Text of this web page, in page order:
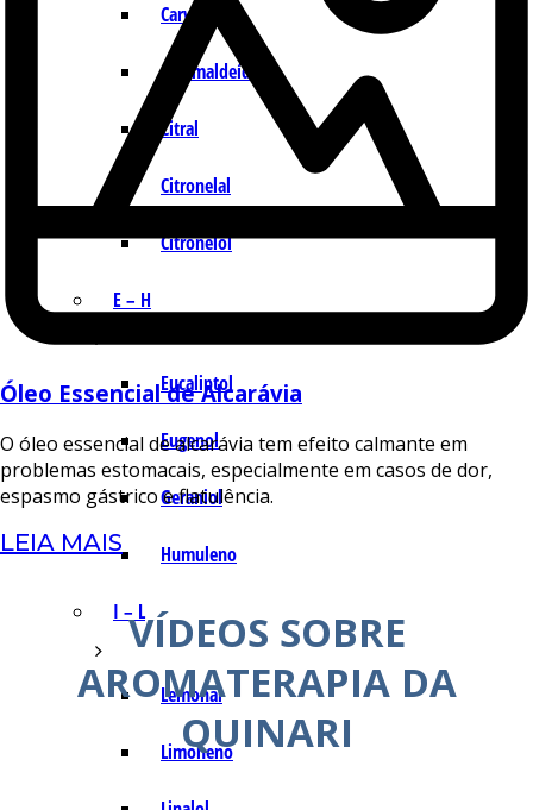
Carvona
Cinamaldeído
Citral
Citronelal
Citronelol
E – H
Eucaliptol
Eugenol
Geraniol
Humuleno
I – L
Lemonal
Limoneno
Óleo Essencial de Alcarávia
O óleo essencial de alcarávia tem efeito calmante em
problemas estomacais, especialmente em casos de dor,
espasmo gástrico e flatulência.
LEIA MAIS
VÍDEOS SOBRE
AROMATERAPIA DA
QUINARI